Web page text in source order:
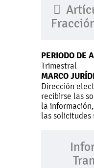
PERIODO DE
Trimestral
MARCO
Dirección
recibirse las
la
las solicitudes